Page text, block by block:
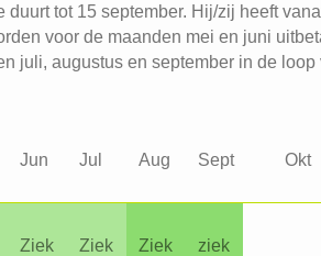
tot 15 september. Hij/zij heeft
voor de maanden mei en juni
juli, augustus en september in de loop
Jun Jul Aug Sept Okt
Ziek Ziek Ziek ziek